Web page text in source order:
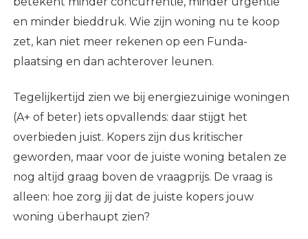
en minder bieddruk. Wie zijn woning nu te koop
zet, kan niet meer rekenen op een Funda-
plaatsing en dan achterover leunen.
Tegelijkertijd zien we bij energiezuinige woningen
(A+ of beter) iets opvallends: daar stijgt het
overbieden juist. Kopers zijn dus kritischer
geworden, maar voor de juiste woning betalen ze
nog altijd graag boven de vraagprijs. De vraag is
alleen: hoe zorg jij dat de juiste kopers jouw
woning überhaupt zien?